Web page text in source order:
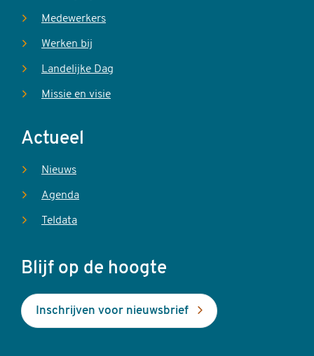
Medewerkers
Werken bij
Landelijke Dag
Missie en visie
Actueel
Nieuws
Agenda
Teldata
Blijf op de hoogte
Inschrijven voor nieuwsbrief